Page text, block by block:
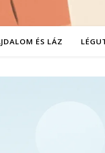
ÉS LÁZ